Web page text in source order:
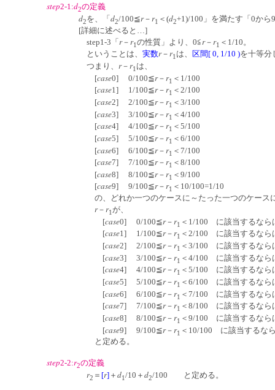
step2-1:d2の定義
d2を、「 d2/100≦r－ r1 ＜(d2+1)/100」を満たす「0か
[詳細に述べると…]
step1-3「r－ r1の性質」より、0≦ r－ r1 ＜1/10。
ということは、 実数r－ r1 は、 区間[ 0, 1/10 )を十等分
つまり、 r－ r1 は、
[case0] 0/100≦r－ r1 ＜1/100
[case1] 1/100≦r－ r1 ＜2/100
[case2] 2/100≦r－ r1 ＜3/100
[case3] 3/100≦r－ r1 ＜4/100
[case4] 4/100≦r－ r1 ＜5/100
[case5] 5/100≦r－ r1 ＜6/100
[case6] 6/100≦r－ r1 ＜7/100
[case7] 7/100≦r－ r1 ＜8/100
[case8] 8/100≦r－ r1 ＜9/100
[case9] 9/100≦r－ r1 ＜10/100=1/10
の、どれか一つのケースに～たった一つのケースにだ
r－ r1 が、
[case0] 0/100≦r－ r1 ＜1/100 に該当するなら
[case1] 1/100≦r－ r1 ＜2/100 に該当するなら
[case2] 2/100≦r－ r1 ＜3/100 に該当するなら
[case3] 3/100≦r－ r1 ＜4/100 に該当するなら
[case4] 4/100≦r－ r1 ＜5/100 に該当するなら
[case5] 5/100≦r－ r1 ＜6/100 に該当するなら
[case6] 6/100≦r－ r1 ＜7/100 に該当するなら
[case7] 7/100≦r－ r1 ＜8/100 に該当するなら
[case8] 8/100≦r－ r1 ＜9/100 に該当するなら
[case9] 9/100≦r－ r1 ＜10/100 に該当するな
と定める。
step2-2:r2の定義
r2 ＝ [r] ＋ d1/10＋ d2/100 と定める。